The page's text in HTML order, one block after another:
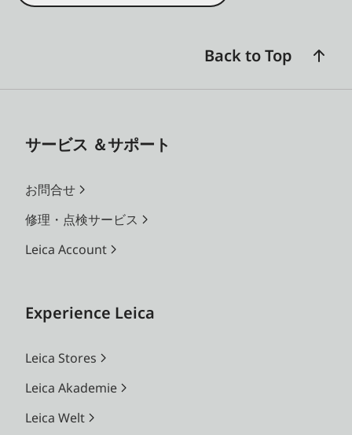
Back to Top
サービス ＆サポート
お問合せ
修理・点検サービス
Leica Account
Experience Leica
Leica Stores
Leica Akademie
Leica Welt